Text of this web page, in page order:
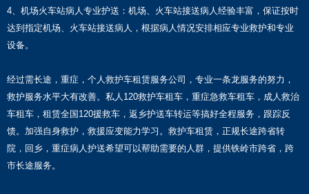
4、机场火车站病人专业护送：机场、火车站接送病人经验丰富，保证按时
达到指定机场、火车站接送病人，根据病人情况安排相应专业救护和专业
设备。
经过需长途，重症，个人救护车租赁服务公司，专业一条龙服务的努力，
救护服务水平大有改善。私人120救护车租车，重症急救车租车，成人救治
车租车，租赁全国120援救车，返乡护送车转运等搞好全程服务，跟踪反
馈。加强自身救护，救援应变能力学习。救护车租赁，正规长途跨省转
院，回乡，重症病人护送希望可以帮助需要的人群，提供铁岭市跨省，跨
市长途服务。